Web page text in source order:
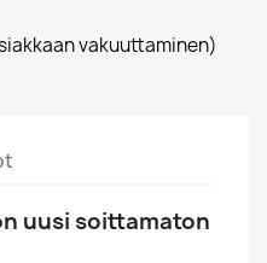
vakuuttaminen)
uusi soittamaton